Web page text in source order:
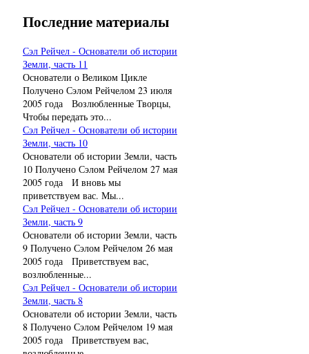
Последние материалы
Сэл Рейчел - Основатели об истории
Земли, часть 11
Основатели о Великом Цикле
Получено Сэлом Рейчелом 23 июля
2005 года Возлюбленные Творцы,
Чтобы передать это...
Сэл Рейчел - Основатели об истории
Земли, часть 10
Основатели об истории Земли, часть
10 Получено Сэлом Рейчелом 27 мая
2005 года И вновь мы
приветствуем вас. Мы...
Сэл Рейчел - Основатели об истории
Земли, часть 9
Основатели об истории Земли, часть
9 Получено Сэлом Рейчелом 26 мая
2005 года Приветствуем вас,
возлюбленные...
Сэл Рейчел - Основатели об истории
Земли, часть 8
Основатели об истории Земли, часть
8 Получено Сэлом Рейчелом 19 мая
2005 года Приветствуем вас,